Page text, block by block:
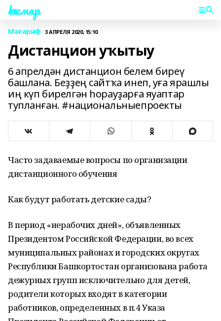
Һаҡмар
Мәғариф 3 АПРЕЛЯ 2020, 15:10
Дистанцион уҡытыу
6 апрелдән дистанцион белем биреү
башлана. Беҙҙең сайтҡа инеп, уға ярашлы
иң күп бирелгән һорауҙарға яуаптар
тупланған. #национальныепроекты
Часто задаваемые вопросы по организации
дистанционного обучения
Как будут работать детские сады?
В период «нерабочих дней», объявленных
Президентом Российской Федерации, во всех
муниципальных районах и городских округах
Республики Башкортостан организована работа
дежурных групп исключительно для детей,
родители которых входят в категории
работников, определенных в п.4 Указа